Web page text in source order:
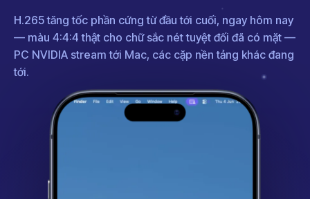
H.265 tăng tốc phần cứng từ đầu tới cuối, ngay hôm nay
— màu 4:4:4 thật cho chữ sắc nét tuyệt đối đã có mặt —
PC NVIDIA stream tới Mac, các cặp nền tảng khác đang
tới.